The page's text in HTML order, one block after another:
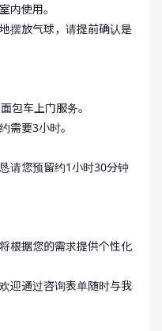
内使用。
摆放气球，请提前确认是
包车上门服务。
需要3小时。
请您预留约1小时30分钟
根据您的需求提供个性化
迎通过咨询表单随时与我